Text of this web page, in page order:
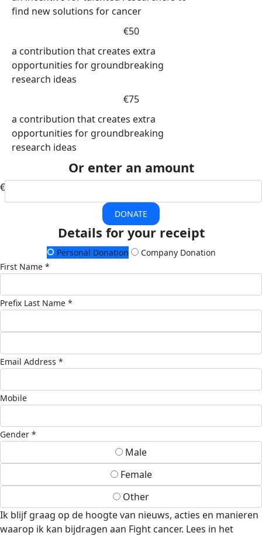
find new solutions for cancer
€50
a contribution that creates extra
opportunities for groundbreaking
research ideas
€75
a contribution that creates extra
opportunities for groundbreaking
research ideas
Or enter an amount
€
DONATE
Details for your receipt
Personal Donation
Company Donation
First Name *
Prefix Last Name *
Email Address *
Mobile
Gender *
Male
Female
Other
Ik blijf graag op de hoogte van nieuws, acties en manieren
waarop ik kan bijdragen aan Fight cancer. Lees in het